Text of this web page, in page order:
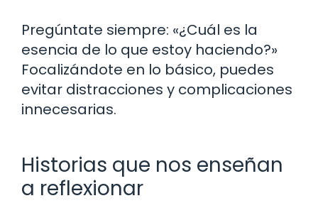
Pregúntate siempre: «¿Cuál es la
esencia de lo que estoy haciendo?»
Focalizándote en lo básico, puedes
evitar distracciones y complicaciones
innecesarias.
Historias que nos enseñan
a reflexionar